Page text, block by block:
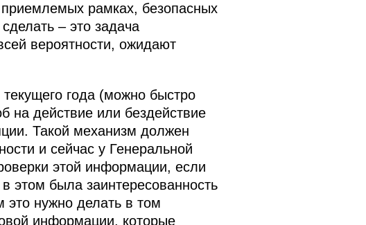
рамках, безопасных
– это задача
вероятности, ожидают
года (можно быстро
на действие или бездействие
Такой механизм должен
и сейчас у Генеральной
этой информации, если
этом была заинтересованность
нужно делать в том
информации, которые